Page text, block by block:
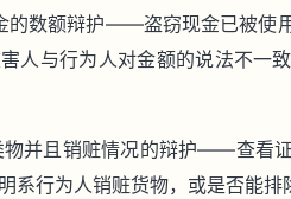
的数额辩护——盗窃现金已被使
人与行为人对金额的说法不一
并且销赃情况的辩护——查看
系行为人销赃货物，或是否能排